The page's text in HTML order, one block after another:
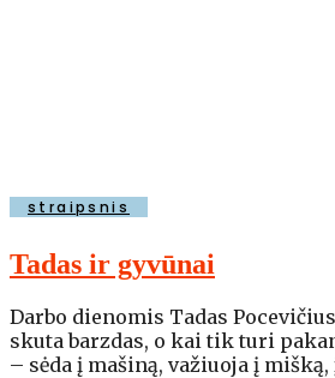
straipsnis
Tadas ir gyvūnai
Darbo dienomis Tadas
skuta barzdas, o kai tik turi
– sėda į mašiną, važiuoja į